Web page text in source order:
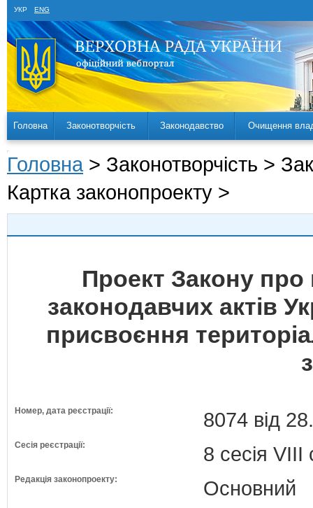
УКР ENG
Головна Законотворчість Законодавство Очищення
Головна > Законотворчість >
Картка законопроекту >
Проект Закону про
законодавчих актів
присвоєння
Номер, дата реєстрації: 8074 від
Сесія реєстрації: 8 сесія VIII
Редакція законопроекту: Основний